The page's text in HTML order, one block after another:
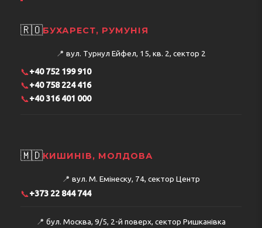
🇷🇴БУХАРЕСТ, РУМУНІЯ
📍 вул. Турнул Ейфел, 15, кв. 2, сектор 2
📞+40 752 199 910
📞+40 758 224 416
📞+40 316 401 000
🇲🇩КИШИНІВ, МОЛДОВА
📍 вул. М. Емінеску, 74, сектор Центр
📞+373 22 844 744
📍 бул. Москва, 9/5, 2-й поверх, сектор Ришканівка